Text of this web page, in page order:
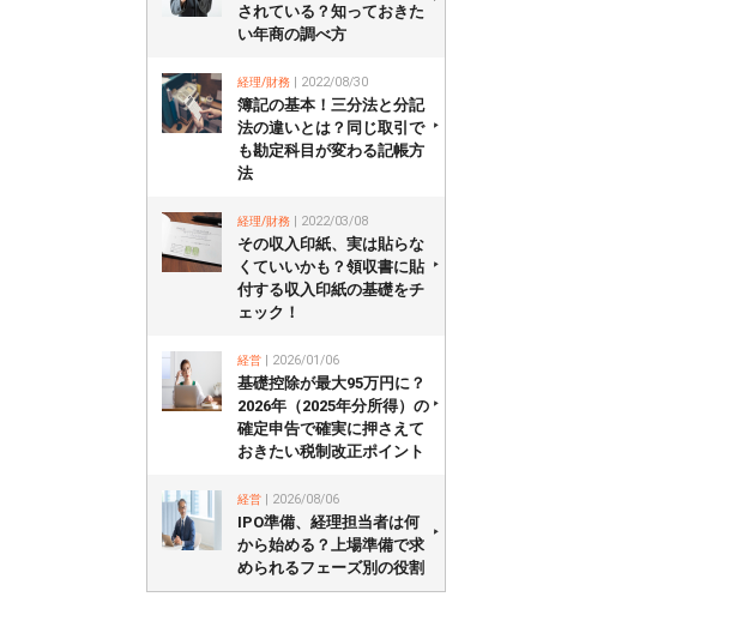
されている？知っておきた
い年商の調べ方
経理/財務 | 2022/08/30
簿記の基本！三分法と分記
法の違いとは？同じ取引で
も勘定科目が変わる記帳方
法
経理/財務 | 2022/03/08
その収入印紙、実は貼らな
くていいかも？領収書に貼
付する収入印紙の基礎をチ
ェック！
経営 | 2026/01/06
基礎控除が最大95万円に？
2026年（2025年分所得）の
確定申告で確実に押さえて
おきたい税制改正ポイント
経営 | 2026/08/06
IPO準備、経理担当者は何
から始める？上場準備で求
められるフェーズ別の役割